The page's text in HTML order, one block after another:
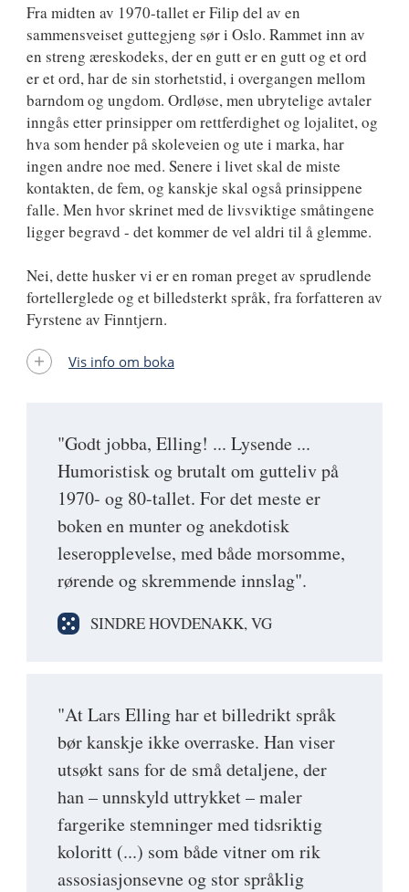
"Godt jobba, Elling! ... Lysende ...
Humoristisk og brutalt om gutteliv på
1970- og 80-tallet. For det meste er
boken en munter og anekdotisk
leseropplevelse, med både morsomme,
rørende og skremmende innslag".
SINDRE HOVDENAKK, VG
"At Lars Elling har et billedrikt språk
bør kanskje ikke overraske. Han viser
utsøkt sans for de små detaljene, der
han – unnskyld uttrykket – maler
fargerike stemninger med tidsriktig
koloritt (...) som både vitner om rik
assosiasjonsevne og stor språklig
Fra midten av 1970-tallet er Filip del av en
sammensveiset guttegjeng sør i Oslo. Rammet inn av
en streng æreskodeks, der en gutt er en gutt og et ord
er et ord, har de sin storhetstid, i overgangen mellom
barndom og ungdom. Ordløse, men ubrytelige avtaler
inngås etter prinsipper om rettferdighet og lojalitet, og
hva som hender på skoleveien og ute i marka, har
ingen andre noe med. Senere i livet skal de miste
kontakten, de fem, og kanskje skal også prinsippene
falle. Men hvor skrinet med de livsviktige småtingene
ligger begravd - det kommer de vel aldri til å glemme.
Nei, dette husker vi er en roman preget av sprudlende
fortellerglede og et billedsterkt språk, fra forfatteren av
Fyrstene av Finntjern.
Vis info om boka